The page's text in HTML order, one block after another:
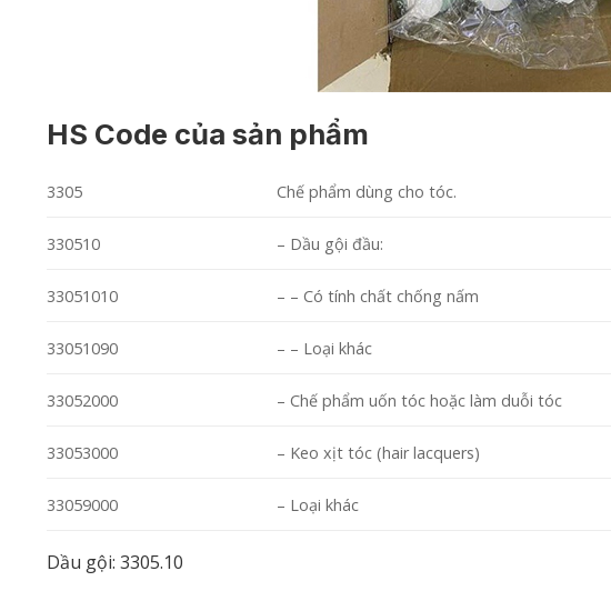
HS Code của sản phẩm
3305 Chế phẩm dùng cho tóc.
330510 – Dầu gội đầu:
33051010 – – Có tính chất chống nấm
33051090 – – Loại khác
33052000 – Chế phẩm uốn tóc hoặc làm duỗi tóc
33053000 – Keo xịt tóc (hair lacquers)
33059000 – Loại khác
Dầu gội: 3305.10